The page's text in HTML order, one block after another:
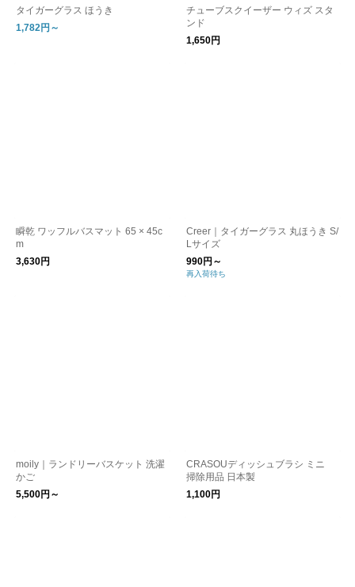
タイガーグラス ほうき
1,782円～
チューブスクイーザー ウィズ スタ
ンド
1,650円
瞬乾 ワッフルバスマット 65 × 45c
m
3,630円
Creer｜タイガーグラス 丸ほうき S/
Lサイズ
990円～
再入荷待ち
moily｜ランドリーバスケット 洗濯
かご
5,500円～
CRASOUディッシュブラシ ミニ
掃除用品 日本製
1,100円